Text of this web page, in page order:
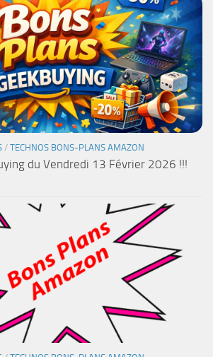
/ TECHNOS BONS-PLANS AMAZON
du Vendredi 13 Février 2026 !!!